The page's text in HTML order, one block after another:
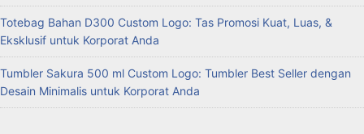
Totebag Bahan D300 Custom Logo: Tas Promosi Kuat, Luas, &
Eksklusif untuk Korporat Anda
Tumbler Sakura 500 ml Custom Logo: Tumbler Best Seller dengan
Desain Minimalis untuk Korporat Anda